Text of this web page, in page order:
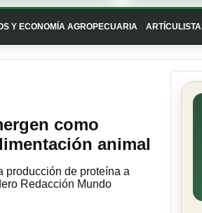
Y ECONOMÍA AGROPECUARIA
como
animal
producción de proteína a
Redacción Mundo